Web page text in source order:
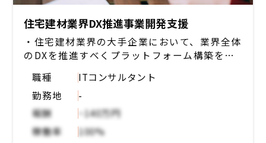
住宅建材業界DX推進事業開発支援
・住宅建材業界の大手企業において、業界全体
のDXを推進すべくプラットフォーム構築を進
・こちらの展開を進める上で、各ステークホル
ダーとの利害調整を行いながら事業開発を力強
く推進頂けるセールス系
・プラットフォームの展開を進める中で商流上
発生するステークホルダーとの利害調整
職種
ITコンサルタント
勤務地
-
報酬
~140万円
稼働率
100%